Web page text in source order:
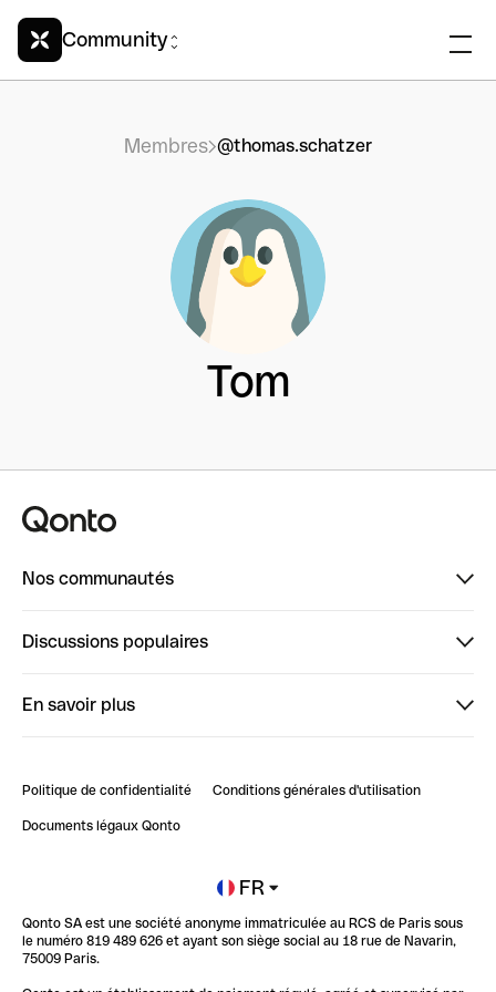
Community
Membres @thomas.schatzer
Tom
Nos communautés
ClubQonto
Discussions populaires
Impact de l'IA sur les carrières/productivité
En savoir plus
Blog
Newsroom
Glossaire finance
Politique de confidentialité Conditions générales d'utilisation
Documents légaux Qonto
FR
Qonto SA est une société anonyme immatriculée au RCS de Paris sous
le numéro 819 489 626 et ayant son siège social au 18 rue de Navarin,
75009 Paris.